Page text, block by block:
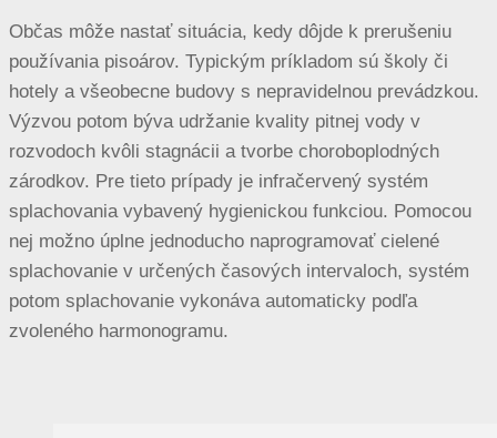
Občas môže nastať situácia, kedy dôjde k prerušeniu
používania pisoárov. Typickým príkladom sú školy či
hotely a všeobecne budovy s nepravidelnou prevádzkou.
Výzvou potom býva udržanie kvality pitnej vody v
rozvodoch kvôli stagnácii a tvorbe choroboplodných
zárodkov. Pre tieto prípady je infračervený systém
splachovania vybavený hygienickou funkciou. Pomocou
nej možno úplne jednoducho naprogramovať cielené
splachovanie v určených časových intervaloch, systém
potom splachovanie vykonáva automaticky podľa
zvoleného harmonogramu.